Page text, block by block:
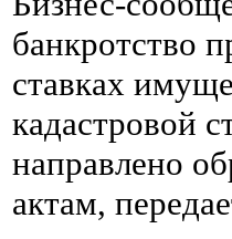
банкротство
ставках
кадастровой
направлено
актам,